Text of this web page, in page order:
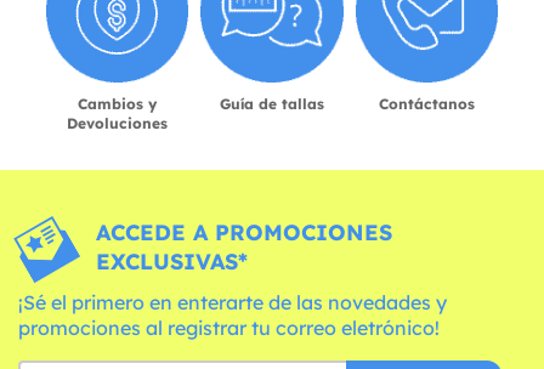
Cambios y
Devoluciones
Guía de tallas Contáctanos
ACCEDE A PROMOCIONES
EXCLUSIVAS*
¡Sé el primero en enterarte de las novedades y
promociones al registrar tu correo eletrónico!